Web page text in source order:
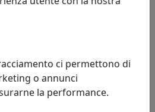
ci permettono di
o annunci
la performance.